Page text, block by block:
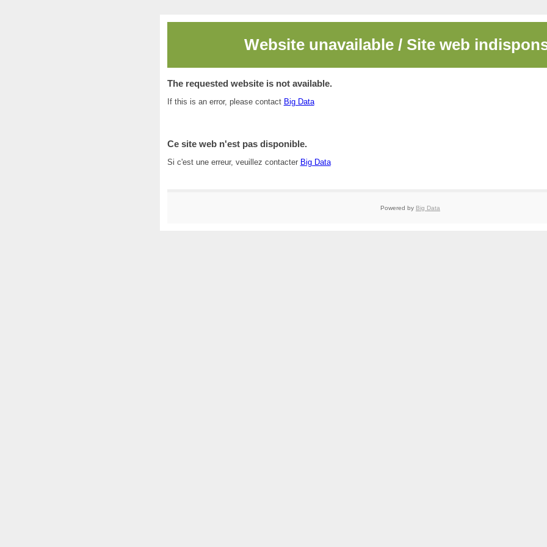
Website unavailable / Site web
The requested website is not available.
If this is an error, please contact Big Data
Ce site web n'est pas disponible.
Si c'est une erreur, veuillez contacter Big Data
Powered by Big Data